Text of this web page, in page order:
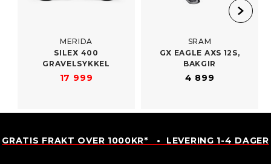
MERIDA
SILEX 400
GRAVELSYKKEL
17 999
SRAM
GX EAGLE AXS 12S,
BAKGIR
4 899
GRATIS FRAKT OVER 1000KR* • LEVERING 1-4 DAGER